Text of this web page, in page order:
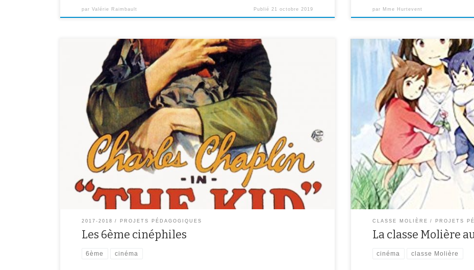
par Valérie Raimbault Publié 21 octobre 2019 par Mme Hurtevent
Comme chaque année, les élèves de 6ème bénéficient d’un partenariat culturel avec
le cinéma Le Luxy. Au programme cette année : aventures, ruses et histoire du cinéma
avec Singin’in the rain, L’homme invisible et Tout en haut du monde.
2017-2018 PROJETS PÉDAGOGIQUES
Les 6ème cinéphiles
6ème cinéma
Comme tous les élèves de
d’un partenariat avec le cinéma Le
cinématographe en travaillant sur
fonctionnement de la cabine de
CLASSE MOLIÈRE PROJETS
La classe Molière
cinéma classe Molière